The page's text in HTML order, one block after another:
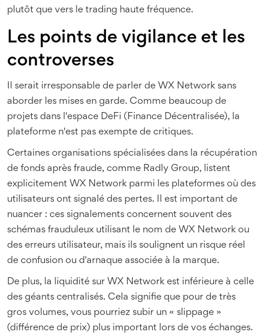
plutôt que vers le trading haute fréquence.
Les points de vigilance et les
controverses
Il serait irresponsable de parler de WX Network sans
aborder les mises en garde. Comme beaucoup de
projets dans l'espace DeFi (Finance Décentralisée), la
plateforme n'est pas exempte de critiques.
Certaines organisations spécialisées dans la récupération
de fonds après fraude, comme Radly Group, listent
explicitement WX Network parmi les plateformes où des
utilisateurs ont signalé des pertes. Il est important de
nuancer : ces signalements concernent souvent des
schémas frauduleux utilisant le nom de WX Network ou
des erreurs utilisateur, mais ils soulignent un risque réel
de confusion ou d'arnaque associée à la marque.
De plus, la liquidité sur WX Network est inférieure à celle
des géants centralisés. Cela signifie que pour de très
gros volumes, vous pourriez subir un « slippage »
(différence de prix) plus important lors de vos échanges.